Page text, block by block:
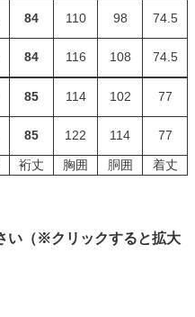
84 110 98 74.5
84 116 108 74.5
85 114 102 77
85 122 114 77
裄丈 胸囲 胴囲 着丈
い（※クリックすると拡大